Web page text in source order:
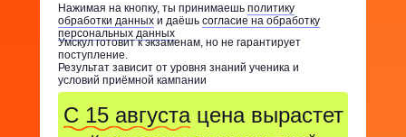
С 15 августацена вырастет
Нажимая на кнопку, ты принимаешь политику
обработки данных и даёшь согласие на обработку
персональных данных
Умскул готовит к экзаменам, но не гарантирует
поступление.
Результат зависит от уровня знаний ученика и
условий приёмной кампании